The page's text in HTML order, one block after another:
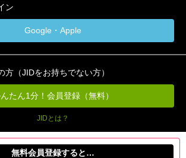
ン
Google・Apple
方（JIDをお持ちでない方）
たん1分！会員登録（無料）
JIDとは？
無料会員登録すると…